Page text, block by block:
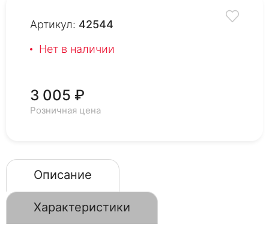
Артикул: 42544
Нет в наличии
3 005 ₽
Розничная цена
Описание
Характеристики